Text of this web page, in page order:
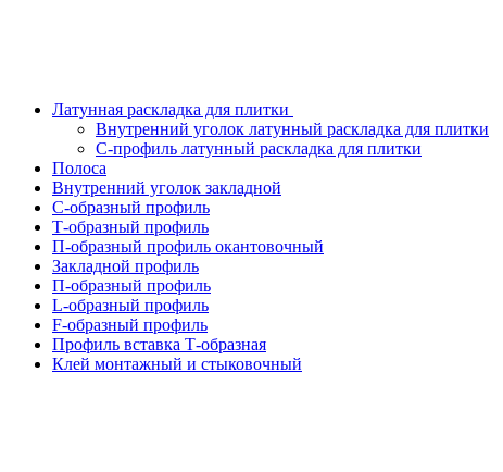
Латунная раскладка для плитки
Внутренний уголок латунный раскладка для плитки
С-профиль латунный раскладка для плитки
Полоса
Внутренний уголок закладной
С-образный профиль
Т-образный профиль
П-образный профиль окантовочный
Закладной профиль
П-образный профиль
L-образный профиль
F-образный профиль
Профиль вставка Т-образная
Клей монтажный и стыковочный